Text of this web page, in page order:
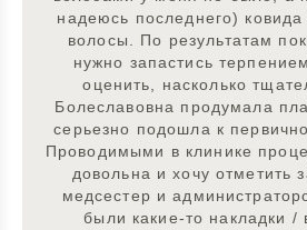
надеюсь последнего) ковида
волосы. По результатам
нужно запастись
оценить, насколько
Болеславовна продумала
серьезно подошла к
Проводимыми в клинике
довольна и хочу отметить
медсестер и
были какие-то накладки /